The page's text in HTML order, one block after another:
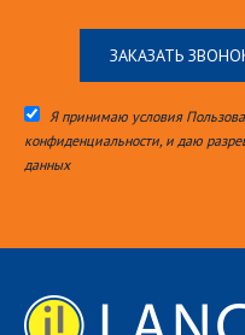
Я принимаю условия
конфиденциальности, и даю
данных